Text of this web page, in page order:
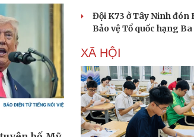
Đội K73 ở Tây Ninh đón
Bảo vệ Tổ quốc hạng Ba
XÃ HỘI